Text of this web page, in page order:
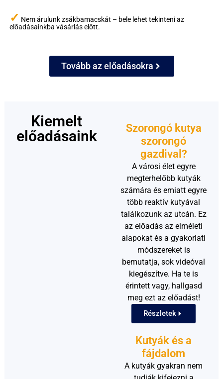
✓ Nem árulunk zsákbamacskát – bele lehet tekinteni az
előadásainkba vásárlás előtt.
Tovább az előadásokra
Kiemelt
előadásaink
Szorongó kutya
szorongó
gazdival?
A városi élet egyre
megterhelőbb kutyák
számára és emiatt egyre
több reaktív kutyával
találkozunk az utcán. Ez
az előadás az elméleti
alapokat és a gyakorlati
módszereket is
bemutatja, sok videóval
kiegészítve. Ha te is
érintett vagy, hallgasd
meg ezt az előadást!
Részletek
Kutyák és a
fájdalom
A kutyák gyakran nem